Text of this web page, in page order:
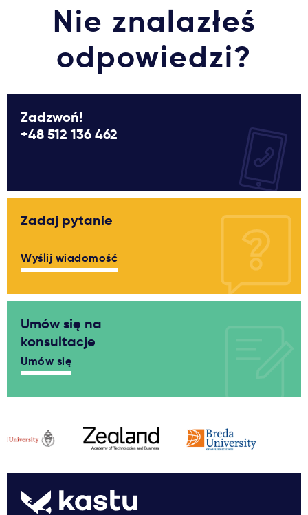
Nie znalazłeś
odpowiedzi?
Zadzwoń!
+48 512 136 462
Zadaj pytanie
Wyślij wiadomość
Umów się na
konsultacje
Umów się